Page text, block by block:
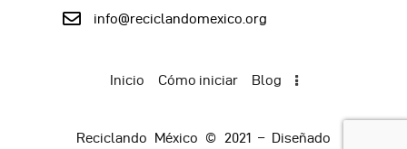
info@reciclandomexico.org
Reciclando México © 2021 – Diseñado
Inicio Cómo iniciar Blog